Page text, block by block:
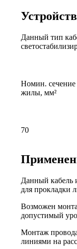
Данный тип
Номин. сечение
жилы, мм²
70
Данный кабель
для прокладки
Возможен
допустимый
Монтаж
линиями на